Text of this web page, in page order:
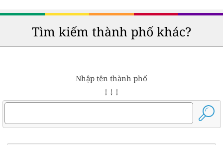
Tìm kiếm thành phố khác?
Nhập tên thành phố
↓ ↓ ↓